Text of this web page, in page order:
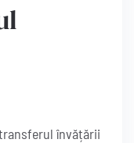
învățării